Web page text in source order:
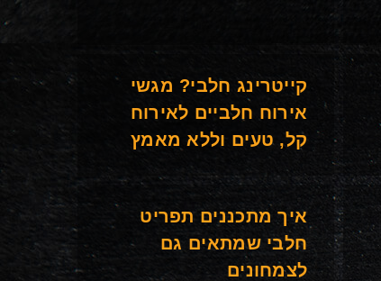
קייטרינג חלבי? מגשי
אירוח חלביים לאירוח
קל, טעים וללא מאמץ
איך מתכננים תפריט
חלבי שמתאים גם
לצמחונים